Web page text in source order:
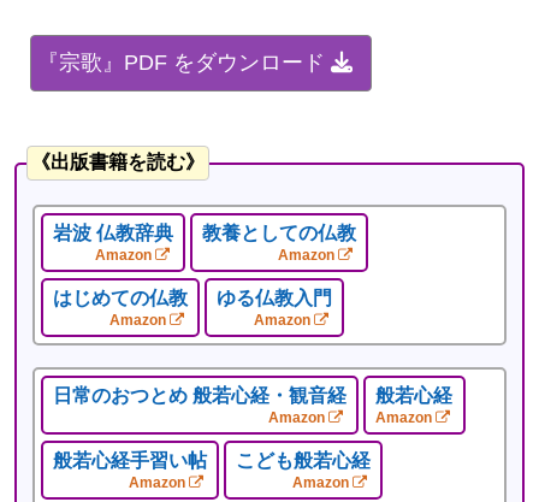
『宗歌』PDF をダウンロード